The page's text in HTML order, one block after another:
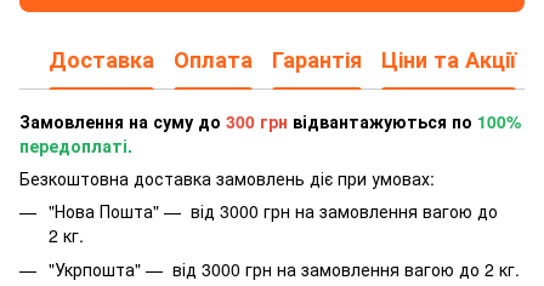
Доставка Оплата Гарантія Ціни та Акції
Замовлення на суму до 300 грн відвантажуються по 100%
передоплаті.
Безкоштовна доставка замовлень діє при умовах:
"Нова Пошта" — від 3000 грн на замовлення вагою до
2 кг.
"Укрпошта" — від 3000 грн на замовлення вагою до 2 кг.